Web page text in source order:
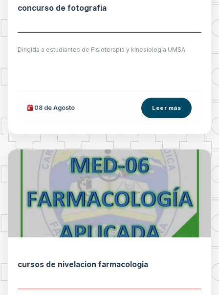
concurso de fotografia
Dirigida a estudiantes de Fisioterapia y kinesiología UMSA
08 de Agosto Leer más
cursos de nivelacion farmacologia